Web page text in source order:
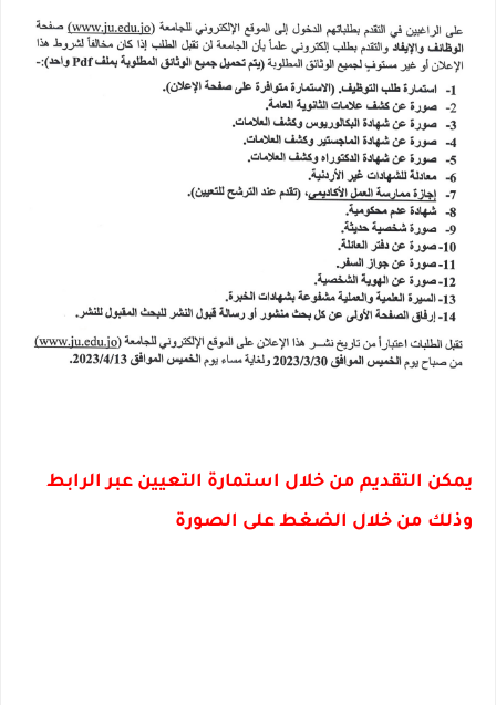
يمكن التقديم من خلال استمارة التعيين عبر الرابط
وذلك من خلال الضغط على الصورة